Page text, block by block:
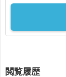
閲覧履歴